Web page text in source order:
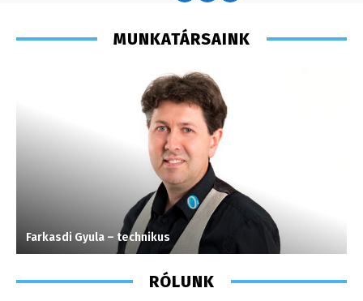
MUNKATÁRSAINK
Farkasdi Gyula – technikus
RÓLUNK